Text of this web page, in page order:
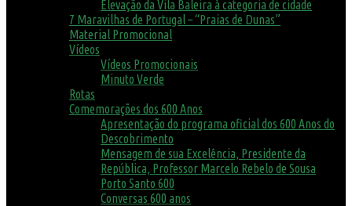
Elevação da Vila Baleira à categoria de cidade
7 Maravilhas de Portugal – “Praias de Dunas”
Material Promocional
Vídeos
Vídeos Promocionais
Minuto Verde
Rotas
Comemorações dos 600 Anos
Apresentação do programa oficial dos 600 Anos do
Descobrimento
Mensagem de sua Excelência, Presidente da
República, Professor Marcelo Rebelo de Sousa
Porto Santo 600
Conversas 600 anos